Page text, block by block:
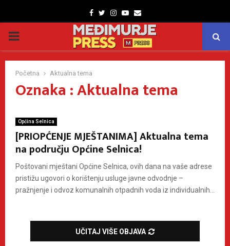
Facebook
TwitterInstagram
Youtube
Email
PRIMARY
MENU
Početna Aktualna tema
Oznaka : Aktualna tema
Općina Selnica
[PRIOPĆENJE MJEŠTANIMA] Aktualna tema
na području Općine Selnica!
Poštovani mještani Općine Selnica, ovih dana na vaše adrese
pristižu ugovori o korištenju usluge javne odvodnje –
pražnjenje i odvoz komunalnih otpadnih voda iz individualnih...
UČITAJ VIŠE OBJAVA